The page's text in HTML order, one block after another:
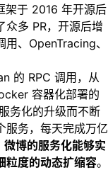
架于 2016 年开源后
众多 PR，开源后增
、OpenTracing、
的 RPC 调用，从
容器化部署的
务化的升级而不断
服务，每天完成万亿
微博的服务化能够实
粒度的动态扩缩容。